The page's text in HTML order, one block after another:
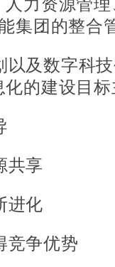
力资源管
集团的整合
以及数字科
的建设目
共享
进化
竞争优势